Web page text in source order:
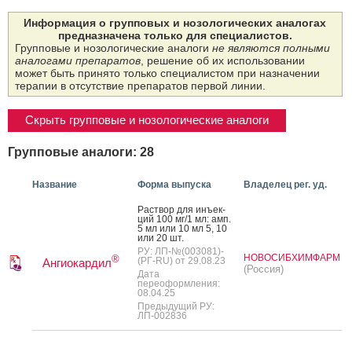
Информация о групповых и нозологических аналогах
предназначена только для специалистов.
Групповые и нозологические аналоги не являются полными
аналогами препаратов , решение об их использовании
может быть принято только специалистом при назначении
терапии в отсутствие препаратов первой линии.
Скрыть групповые и нозологические аналоги
Групповые аналоги: 28
Название Форма выпуска Владелец рег. уд.
Ангиокардил®
Рас­твор для инъ­ек­
ций 100 мг/1 мл: амп.
5 мл или 10 мл 5, 10
или 20 шт.
РУ: ЛП-№(003081)-
(РГ-RU) от 29.08.23
Дата
переоформления:
08.04.25
Предыдущий РУ:
ЛП-002836
НОВОСИБХИМФАРМ
(Россия)